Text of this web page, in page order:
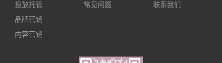
投放托管
品牌营销
内容营销
常见问题
联系我们